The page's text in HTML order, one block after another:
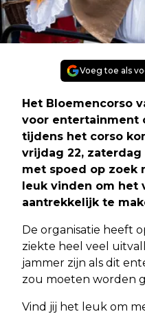
Voeg toe als
Het Bloemencorso
voor entertainment
tijdens het corso
vrijdag 22, zaterdag
met spoed op zoek
leuk vinden om het
aantrekkelijk te
De organisatie heeft
ziekte heel veel
jammer zijn als dit
zou moeten worden
Vind jij het leuk om